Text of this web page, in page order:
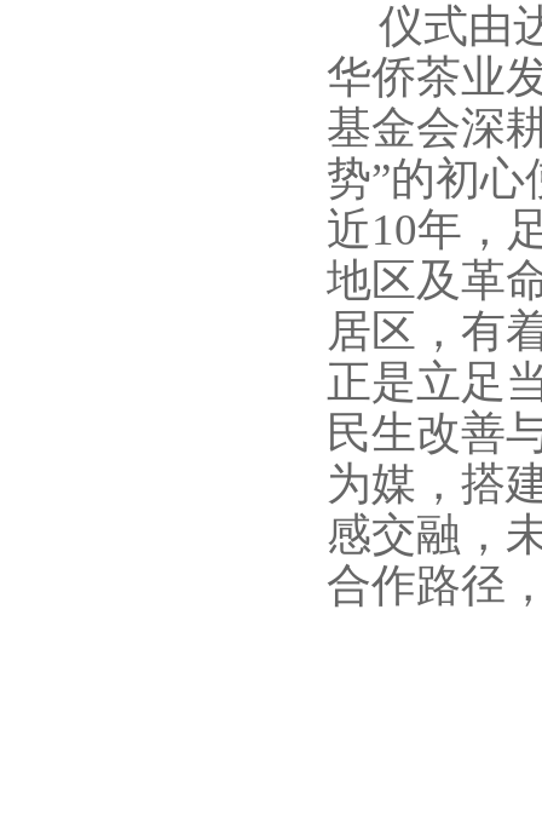
仪式由
华侨茶业
基金会深
势”的初
近10年，
地区及革
居区，有
正是立足
民生改善
为媒，搭
感交融，
合作路径